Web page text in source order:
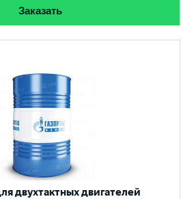
Заказать
двухтактных двигателей